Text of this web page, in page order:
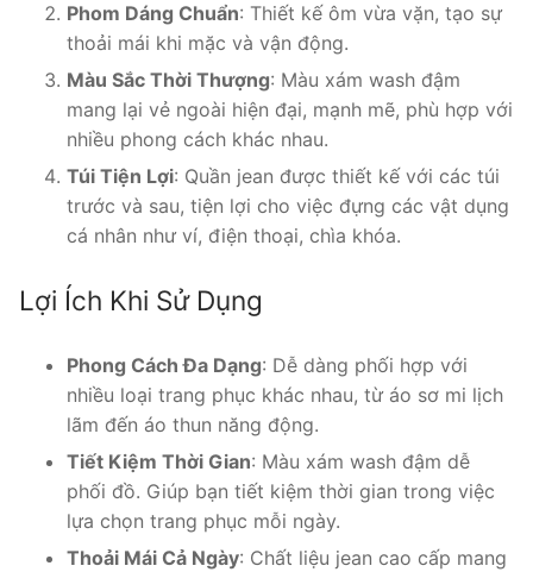
Phom Dáng Chuẩn: Thiết kế ôm vừa vặn, tạo sự
thoải mái khi mặc và vận động.
Màu Sắc Thời Thượng: Màu xám wash đậm
mang lại vẻ ngoài hiện đại, mạnh mẽ, phù hợp với
nhiều phong cách khác nhau.
Túi Tiện Lợi: Quần jean được thiết kế với các túi
trước và sau, tiện lợi cho việc đựng các vật dụng
cá nhân như ví, điện thoại, chìa khóa.
Lợi Ích Khi Sử Dụng
Phong Cách Đa Dạng: Dễ dàng phối hợp với
nhiều loại trang phục khác nhau, từ áo sơ mi lịch
lãm đến áo thun năng động.
Tiết Kiệm Thời Gian: Màu xám wash đậm dễ
phối đồ. Giúp bạn tiết kiệm thời gian trong việc
lựa chọn trang phục mỗi ngày.
Thoải Mái Cả Ngày: Chất liệu jean cao cấp mang